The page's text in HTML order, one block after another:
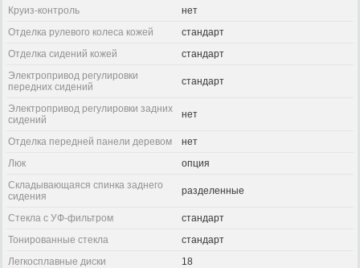
Круиз-контроль
нет
Отделка рулевого колеса кожей
стандарт
Отделка сидений кожей
стандарт
Электропривод регулировки
передних сидений
стандарт
Электропривод регулировки задних
сидений
нет
Отделка передней панели деревом
нет
Люк
опция
Складывающаяся спинка заднего
сидения
разделенные
Стекла с УФ-фильтром
стандарт
Тонированные стекла
стандарт
Легкосплавные диски
18